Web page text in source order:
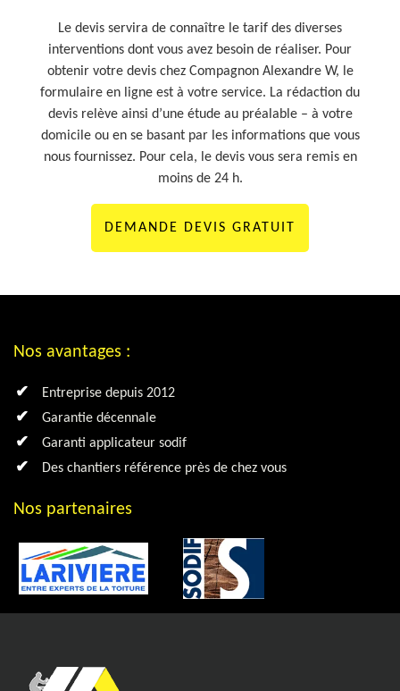
Le devis servira de connaître le tarif des diverses
interventions dont vous avez besoin de réaliser. Pour
obtenir votre devis chez Compagnon Alexandre W, le
formulaire en ligne est à votre service. La rédaction du
devis relève ainsi d’une étude au préalable – à votre
domicile ou en se basant par les informations que vous
nous fournissez. Pour cela, le devis vous sera remis en
moins de 24 h.
DEMANDE DEVIS GRATUIT
Nos avantages :
Entreprise depuis 2012
Garantie décennale
Garanti applicateur sodif
Des chantiers référence près de chez vous
Nos partenaires